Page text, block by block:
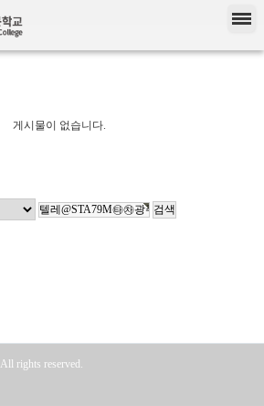
게시물이 없습니다.
All rights reserved.